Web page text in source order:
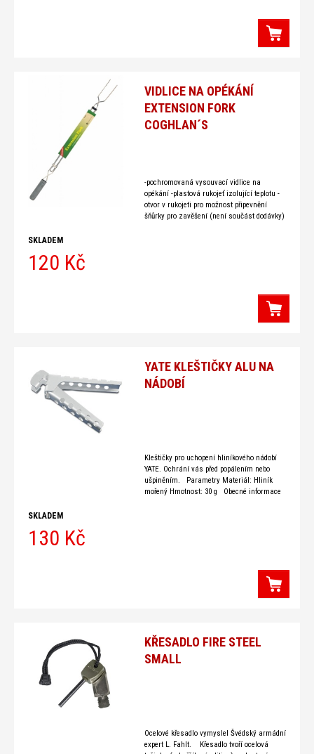
VIDLICE NA OPÉKÁNÍ
EXTENSION FORK
COGHLAN´S
-pochromovaná vysouvací vidlice na
opékání -plastová rukojeť izolující teplotu -
otvor v rukojeti pro možnost připevnění
šňůrky pro zavěšení (není součást dodávky)
SKLADEM
120 Kč
YATE KLEŠTIČKY ALU NA
NÁDOBÍ
Kleštičky pro uchopení hliníkového nádobí
YATE. Ochrání vás před popálením nebo
ušpiněním. Parametry Materiál: Hliník
mořený Hmotnost: 30 g Obecné informace
SKLADEM
130 Kč
KŘESADLO FIRE STEEL
SMALL
Ocelové křesadlo vymyslel Švédský armádní
expert L. Fahlt. Křesadlo tvoří ocelová